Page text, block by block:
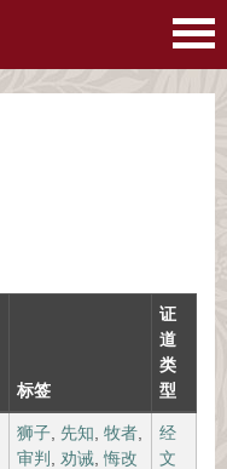
标签
证
道
类
型
狮子 先知 牧者
审判
劝诫 ,悔改
经
文